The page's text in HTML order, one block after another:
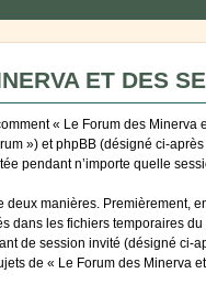
ET DES
« Le Forum des
») et phpBB (désigné ci-
pendant n’importe quelle
deux manières. Premièrement,
dans les fichiers temporaires
de session invité (désigné ci-
de « Le Forum des Minerva